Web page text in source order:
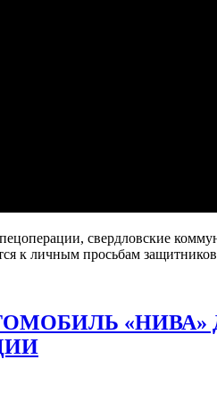
свердловские
к личным просьбам защитников
«НИВА»